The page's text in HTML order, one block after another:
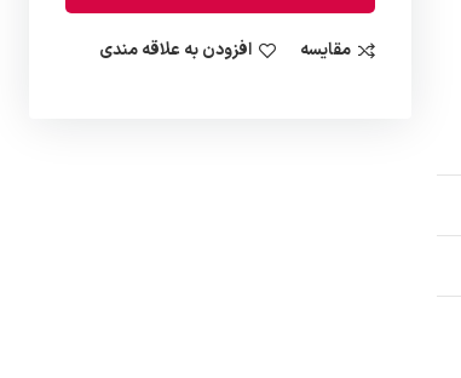
مقایسه افزودن به علاقه مندی